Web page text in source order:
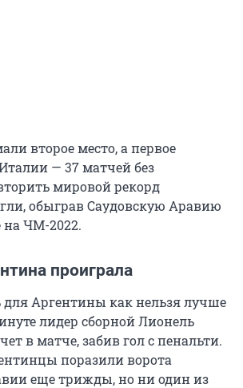
второе место, а первое
— 37 матчей без
мировой рекорд
обыграв Саудовскую Аравию
на ЧМ-2022.
проиграла
для Аргентины как нельзя лучше
лидер сборной Лионель
в матче, забив гол с пенальти.
поразили ворота
еще трижды, но ни один из